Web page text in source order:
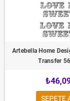
Artebella Home
Transfer
SEPETE